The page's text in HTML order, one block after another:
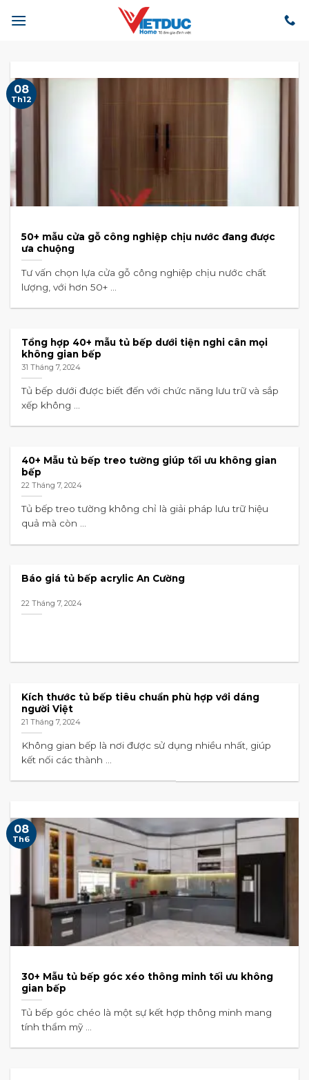
qua
50+ mẫu cửa gỗ công nghiệp chịu nước đang được
ưa chuộng
Tư vấn chọn lựa cửa gỗ công nghiệp chịu nước chất
lượng, với hơn 50+ ...
08
Th12
Tổng hợp 40+ mẫu tủ bếp dưới tiện nghi cân mọi
không gian bếp
31 Tháng 7, 2024
Tủ bếp dưới được biết đến với chức năng lưu trữ và sắp
xếp không ...
40+ Mẫu tủ bếp treo tường giúp tối ưu không gian
bếp
22 Tháng 7, 2024
Tủ bếp treo tường không chỉ là giải pháp lưu trữ hiệu
quả mà còn ...
Báo giá tủ bếp acrylic An Cường
22 Tháng 7, 2024
Kích thước tủ bếp tiêu chuẩn phù hợp với dáng
người Việt
21 Tháng 7, 2024
Không gian bếp là nơi được sử dụng nhiều nhất, giúp
kết nối các thành ...
30+ Mẫu tủ bếp góc xéo thông minh tối ưu không
gian bếp
Tủ bếp góc chéo là một sự kết hợp thông minh mang
tính thẩm mỹ ...
08
Th6